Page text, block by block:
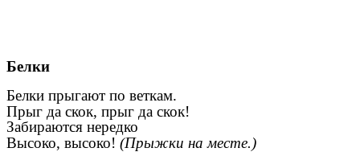
Белки
Белки прыгают по веткам.
Прыг да скок, прыг да скок!
Забираются нередко
Высоко, высоко! (Прыжки на месте.)